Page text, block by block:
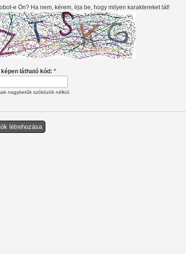
e Ön? Ha nem, kérem, írja be, hogy milyen karaktereket lát!
képen látható kód:*
nagybetűk szóközök nélkül.